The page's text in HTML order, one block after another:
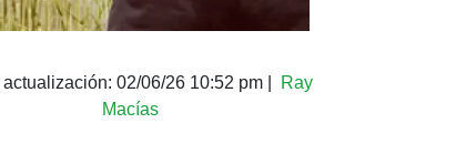
02/06/26 10:52 pm|
Ray
Macías